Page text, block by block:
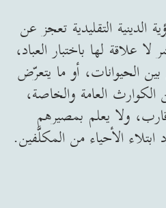
التقليدية تعجز عن
علاقة لها باختبار العباد،
الحيوانات، أو ما يتعرّض
العامة والخاصة،
ولا يعلم بمصيرهم
الأحياء من المكلَّفين.